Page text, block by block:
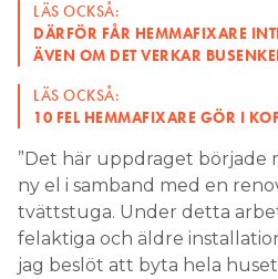
LÄS OCKSÅ:
DÄRFÖR FÅR HEMMAFIXARE
ÄVEN OM DET VERKAR
LÄS OCKSÅ:
10 FEL HEMMAFIXARE GÖR I
”Det här uppdraget började
ny el i samband med en
tvättstuga. Under detta
felaktiga och äldre
jag beslöt att byta hela